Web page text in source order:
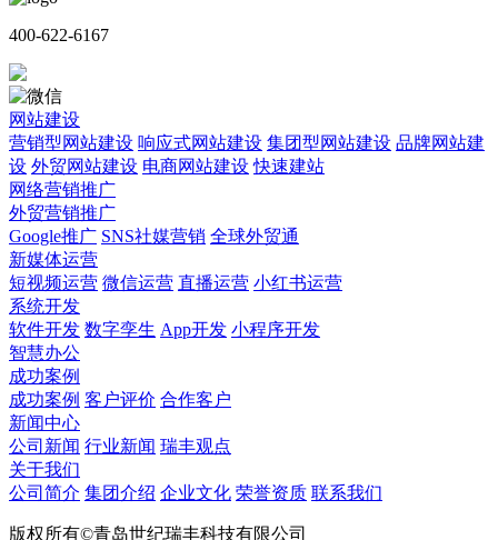
400-622-6167
网站建设
营销型网站建设 响应式网站建设 集团型网站建设 品牌网站建
设 外贸网站建设 电商网站建设 快速建站
网络营销推广
外贸营销推广
Google推广 SNS社媒营销 全球外贸通
新媒体运营
短视频运营 微信运营 直播运营 小红书运营
系统开发
软件开发 数字孪生 App开发 小程序开发
智慧办公
成功案例
成功案例 客户评价 合作客户
新闻中心
公司新闻 行业新闻 瑞丰观点
关于我们
公司简介 集团介绍 企业文化 荣誉资质 联系我们
版权所有©青岛世纪瑞丰科技有限公司